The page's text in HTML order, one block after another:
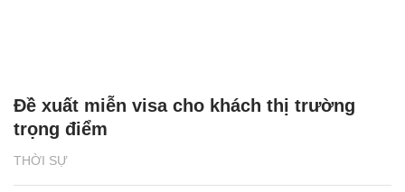
THỜI SỰ
Đề xuất miễn visa cho khách thị trường
trọng điểm